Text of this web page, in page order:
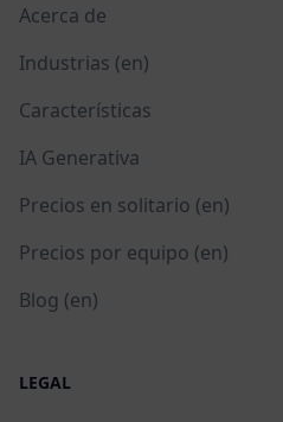
Acerca de
Industrias (en)
Características
IA Generativa
Precios en solitario (en)
Precios por equipo (en)
Blog (en)
LEGAL